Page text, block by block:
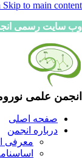
Skip to main content
وب سایت رسمی
انجمن علمی
صفحه اصلی
درباره انجمن
معرفی